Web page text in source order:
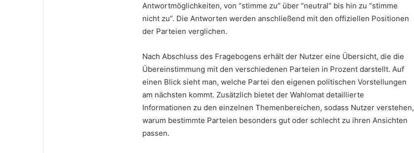
Antwortmöglichkeiten, von “stimme zu” über “neutral” bis hin zu “stimme
nicht zu”. Die Antworten werden anschließend mit den offiziellen Positionen
der Parteien verglichen.
Nach Abschluss des Fragebogens erhält der Nutzer eine Übersicht, die die
Übereinstimmung mit den verschiedenen Parteien in Prozent darstellt. Auf
einen Blick sieht man, welche Partei den eigenen politischen Vorstellungen
am nächsten kommt. Zusätzlich bietet der Wahlomat detaillierte
Informationen zu den einzelnen Themenbereichen, sodass Nutzer verstehen,
warum bestimmte Parteien besonders gut oder schlecht zu ihren Ansichten
passen.